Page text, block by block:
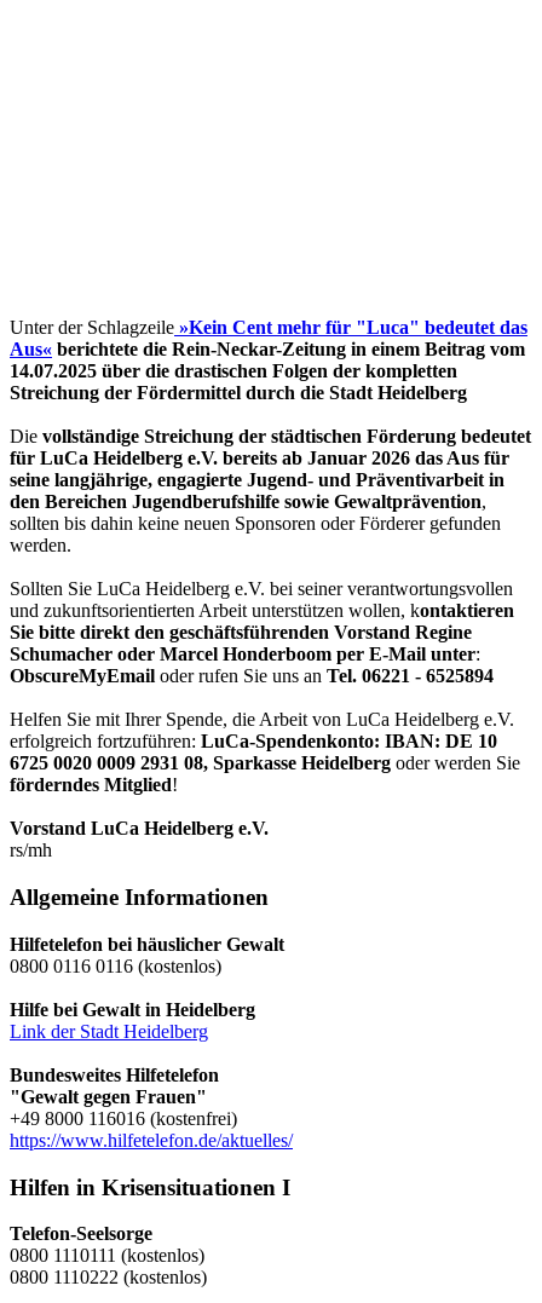
Unter der Schlagzeile »Kein Cent mehr für "Luca" bedeutet das
Aus« berichtete die Rein-Neckar-Zeitung in einem Beitrag vom
14.07.2025 über die drastischen Folgen der kompletten
Streichung der Fördermittel durch die Stadt Heidelberg
Die vollständige Streichung der städtischen Förderung bedeutet
für LuCa Heidelberg e.V. bereits ab Januar 2026 das Aus für
seine langjährige, engagierte Jugend- und Präventivarbeit in
den Bereichen Jugendberufshilfe sowie Gewaltprävention,
sollten bis dahin keine neuen Sponsoren oder Förderer gefunden
werden.
Sollten Sie LuCa Heidelberg e.V. bei seiner verantwortungsvollen
und zukunftsorientierten Arbeit unterstützen wollen, kontaktieren
Sie bitte direkt den geschäftsführenden Vorstand Regine
Schumacher oder Marcel Honderboom per E-Mail unter:
ObscureMyEmail oder rufen Sie uns an Tel. 06221 - 6525894
Helfen Sie mit Ihrer Spende, die Arbeit von LuCa Heidelberg e.V.
erfolgreich fortzuführen: LuCa-Spendenkonto: IBAN: DE 10
6725 0020 0009 2931 08, Sparkasse Heidelberg oder werden Sie
förderndes Mitglied!
Vorstand LuCa Heidelberg e.V.
rs/mh
Allgemeine Informationen
Hilfetelefon bei häuslicher Gewalt
0800 0116 0116 (kostenlos)
Hilfe bei Gewalt in Heidelberg
Link der Stadt Heidelberg
Bundesweites Hilfetelefon
"Gewalt gegen Frauen"
+49 8000 116016 (kostenfrei)
https://www.hilfetelefon.de/aktuelles/
Hilfen in Krisensituationen I
Telefon-Seelsorge
0800 1110111 (kostenlos)
0800 1110222 (kostenlos)